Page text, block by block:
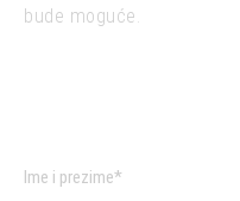
bude moguće.